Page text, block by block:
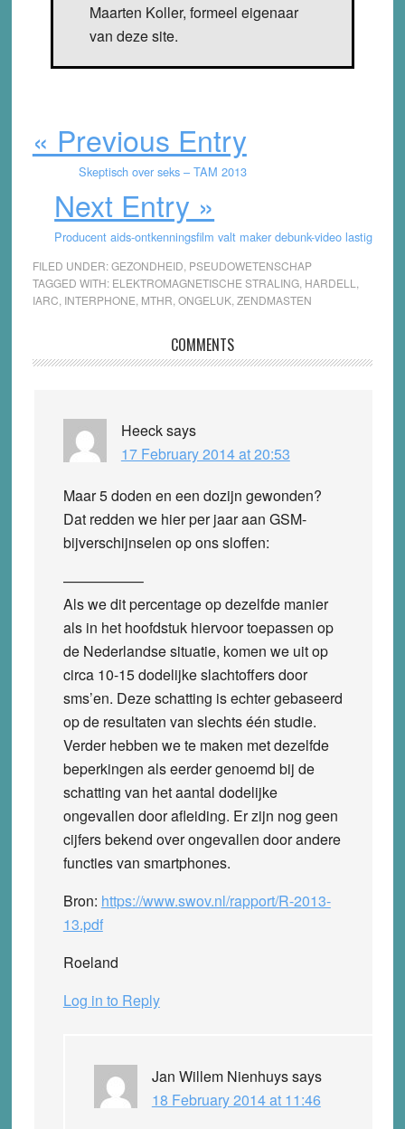
Maarten Koller, formeel eigenaar
van deze site.
« Previous Entry
Skeptisch over seks – TAM 2013
Next Entry »
Producent aids-ontkenningsfilm valt maker debunk-video lastig
FILED UNDER:GEZONDHEID PSEUDOWETENSCHAP
TAGGED WITH: ELEKTROMAGNETISCHE STRALING, HARDELL
IARC INTERPHONE MTHR ONGELUK, ZENDMASTEN
Interactions
COMMENTS
Heecksays
17 February 2014 at 20:53
Maar 5 doden en een dozijn gewonden?
Dat redden we hier per jaar aan GSM-
bijverschijnselen op ons sloffen:
—————–
Als we dit percentage op dezelfde manier
als in het hoofdstuk hiervoor toepassen op
de Nederlandse situatie, komen we uit op
circa 10-15 dodelijke slachtoffers door
sms’en. Deze schatting is echter gebaseerd
op de resultaten van slechts één studie.
Verder hebben we te maken met dezelfde
beperkingen als eerder genoemd bij de
schatting van het aantal dodelijke
ongevallen door afleiding. Er zijn nog geen
cijfers bekend over ongevallen door andere
functies van smartphones.
Bron: https://www.swov.nl/rapport/R-2013-
13.pdf
Roeland
Log in to Reply
Jan Willem Nienhuyssays
18 February 2014 at 11:46